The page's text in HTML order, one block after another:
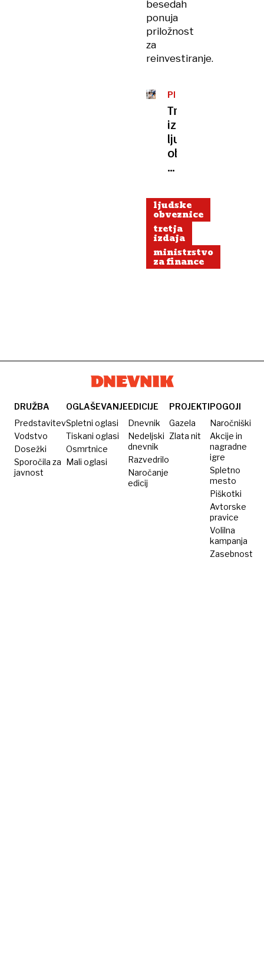
besedah
ponuja
priložnost
za
reinvestiranje.
PRVIČ
TUDI
ZA
MLADOLETNE
Tretja
izdaja
ljudskih
obveznic
z
odstotno
obrestno
mero
ljudske
obveznice
tretja
izdaja
ministrstvo
za finance
DRUŽBA
Predstavitev
Vodstvo
Dosežki
Sporočila za
javnost
OGLAŠEVANJE
Spletni oglasi
Tiskani oglasi
Osmrtnice
Mali oglasi
EDICIJE
Dnevnik
Nedeljski
dnevnik
Razvedrilo
Naročanje
edicij
PROJEKTI
Gazela
Zlata nit
POGOJI
Naročniški
Akcije in
nagradne
igre
Spletno
mesto
Piškotki
Avtorske
pravice
Volilna
kampanja
Zasebnost